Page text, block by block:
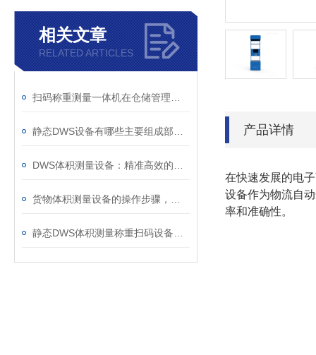
相关文章
RELATED ARTICLES
产品详情
在快速发展的电
设备作为物流自
率和准确性。